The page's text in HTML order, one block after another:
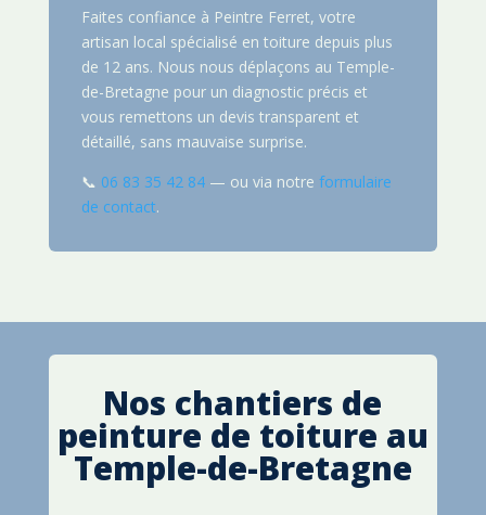
Faites confiance à Peintre Ferret, votre
artisan local spécialisé en toiture depuis plus
de 12 ans. Nous nous déplaçons au Temple-
de-Bretagne pour un diagnostic précis et
vous remettons un devis transparent et
détaillé, sans mauvaise surprise.
📞 06 83 35 42 84— ou via notre formulaire
de contact.
Nos chantiers de
peinture de toiture au
Temple-de-Bretagne